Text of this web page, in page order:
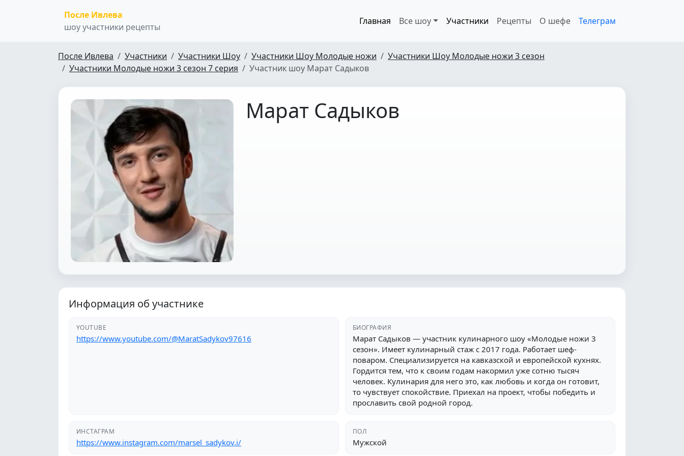
После Ивлева
шоу участники рецепты
Главная Все шоу Участники Рецепты О шефе Телеграм
После Ивлева Участники Участники Шоу Участники Шоу Молодые ножи
Участники Шоу Молодые ножи 3 сезон
Участники Молодые ножи 3 сезон 7 серия
Участник шоу Марат Садыков
Марат Садыков
Информация об участнике
YOUTUBE
https://www.youtube.com/@MaratSadykov97616
БИОГРАФИЯ
Марат Садыков — участник кулинарного шоу «Молодые ножи 3
сезон». Имеет кулинарный стаж с 2017 года. Работает шеф-
поваром. Специализируется на кавказской и европейской кухнях.
Гордится тем, что к своим годам накормил уже сотню тысяч
человек. Кулинария для него это, как любовь и когда он готовит,
то чувствует спокойствие. Приехал на проект, чтобы победить и
прославить свой родной город.
ИНСТАГРАМ
https://www.instagram.com/marsel_sadykov.i/
ПОЛ
Мужской